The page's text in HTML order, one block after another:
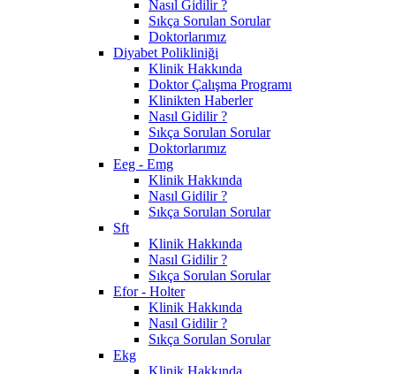
Nasıl Gidilir ?
Sıkça Sorulan Sorular
Doktorlarımız
Diyabet Polikliniği
Klinik Hakkında
Doktor Çalışma Programı
Klinikten Haberler
Nasıl Gidilir ?
Sıkça Sorulan Sorular
Doktorlarımız
Eeg - Emg
Klinik Hakkında
Nasıl Gidilir ?
Sıkça Sorulan Sorular
Sft
Klinik Hakkında
Nasıl Gidilir ?
Sıkça Sorulan Sorular
Efor - Holter
Klinik Hakkında
Nasıl Gidilir ?
Sıkça Sorulan Sorular
Ekg
Klinik Hakkında